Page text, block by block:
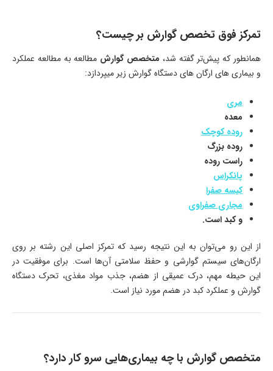
تمرکز فوق تخصص گوارش بر چیست؟
همانطور که پیش‌تر گفته شد، متخصص گوارش مطالعه به مطالعه عملکرد
و بیماری های ارگان های دستگاه گوارش زیر میپردازد:
مری
معده
روده کوچک
روده بزرگ
راست روده
پانکراس
کیسه صفرا
مجاری صفراوی
و کبد است.
از این رو می‌توان به این نتیجه رسید که تمرکز اصلی این رشته بر روی
ارگان‌های سیستم گوارشی و حفظ سلامتی آن‌ها است. برای موفقیت در
این حیطه مهم، درک عمیقی از هضم، جذب مواد مغذی، تحرک دستگاه
گوارش و عملکرد کبد در هضم مورد نیاز است.
متخصص گوارش با چه بیماری‌هایی سرو کار دارد؟